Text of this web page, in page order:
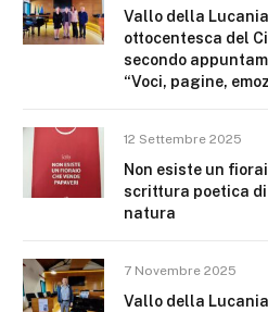
Vallo della
ottocentesca del
secondo
“Voci, pagine,
12 Settembre 2025
Non esiste un
scrittura poetica
natura
7 Novembre 2025
Vallo della